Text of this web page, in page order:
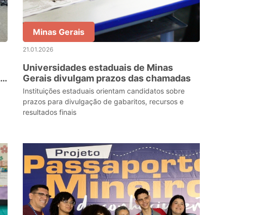
Minas Gerais
21.01.2026
Universidades estaduais de Minas
Gerais divulgam prazos das chamadas
Instituições estaduais orientam candidatos sobre
prazos para divulgação de gabaritos, recursos e
resultados finais